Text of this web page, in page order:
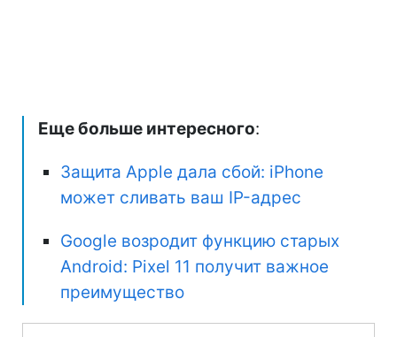
Еще больше интересного:
Защита Apple дала сбой: iPhone
может сливать ваш IP-адрес
Google возродит функцию старых
Android: Pixel 11 получит важное
преимущество